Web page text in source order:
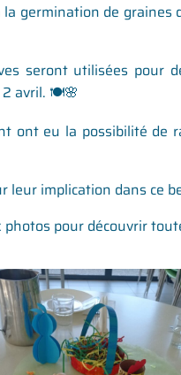
germination de graines
seront utilisées pour
2 avril. 🍽️🌸
ont eu la possibilité de
leur implication dans ce
pour découvrir